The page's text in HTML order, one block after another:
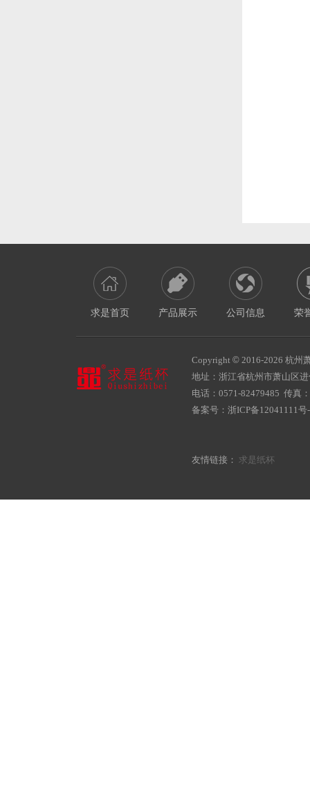
求是首页 产品展示 公司信息 荣
Copyright © 2016-2026 杭州
地址：浙江省杭州市萧山区
电话：0571-82479485 传真
备案号： 浙ICP备12041111号
友情链接： 求是纸杯